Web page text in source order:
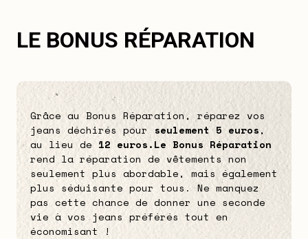
LE BONUS RÉPARATION
Grâce au Bonus Réparation, réparez vos
jeans déchirés pour seulement 5 euros,
au lieu de 12 euros.Le Bonus Réparation
rend la réparation de vêtements non
seulement plus abordable, mais également
plus séduisante pour tous. Ne manquez
pas cette chance de donner une seconde
vie à vos jeans préférés tout en
économisant !